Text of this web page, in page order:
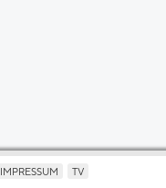
IMPRESSUM TV